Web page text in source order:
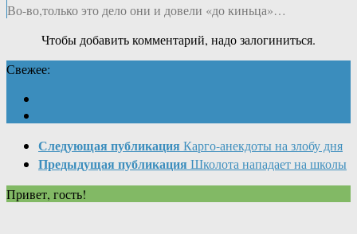
Во-во,только это дело они и довели «до киньца»…
Чтобы добавить комментарий, надо залогиниться.
Свежее:
Следующая публикация Карго-анекдоты на злобу дня
Предыдущая публикация Школота нападает на школы
Привет, гость!